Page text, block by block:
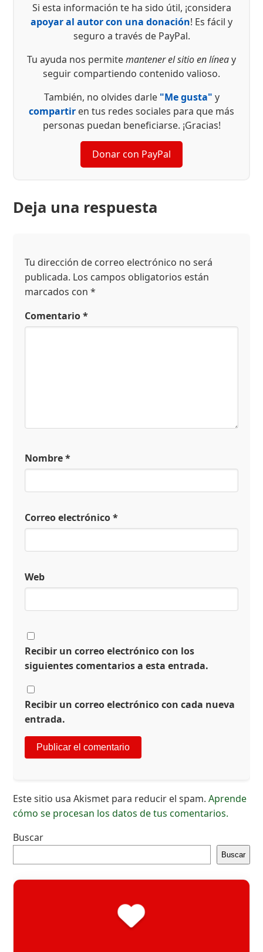
Si esta información te ha sido útil, ¡considera
apoyar al autor con una donación! Es fácil y
seguro a través de PayPal.
Tu ayuda nos permitemantener el sitio en líneay
seguir compartiendo contenido valioso.
También, no olvides darle "Me gusta" y
compartir en tus redes sociales para que más
personas puedan beneficiarse. ¡Gracias!
Donar con PayPal
Deja una respuesta
Tu dirección de correo electrónico no será
publicada. Los campos obligatorios están
marcados con*
Comentario*
Nombre*
Correo electrónico*
Web
Recibir un correo electrónico con los
siguientes comentarios a esta entrada.
Recibir un correo electrónico con cada nueva
entrada.
Este sitio usa Akismet para reducir el spam.Aprende
cómo se procesan los datos de tus comentarios.
Buscar
Buscar